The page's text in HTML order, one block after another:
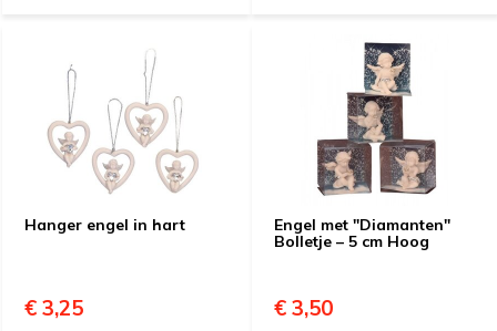
Hanger engel in hart
€ 3,25
Engel met "Diamanten"
Bolletje – 5 cm Hoog
€ 3,50